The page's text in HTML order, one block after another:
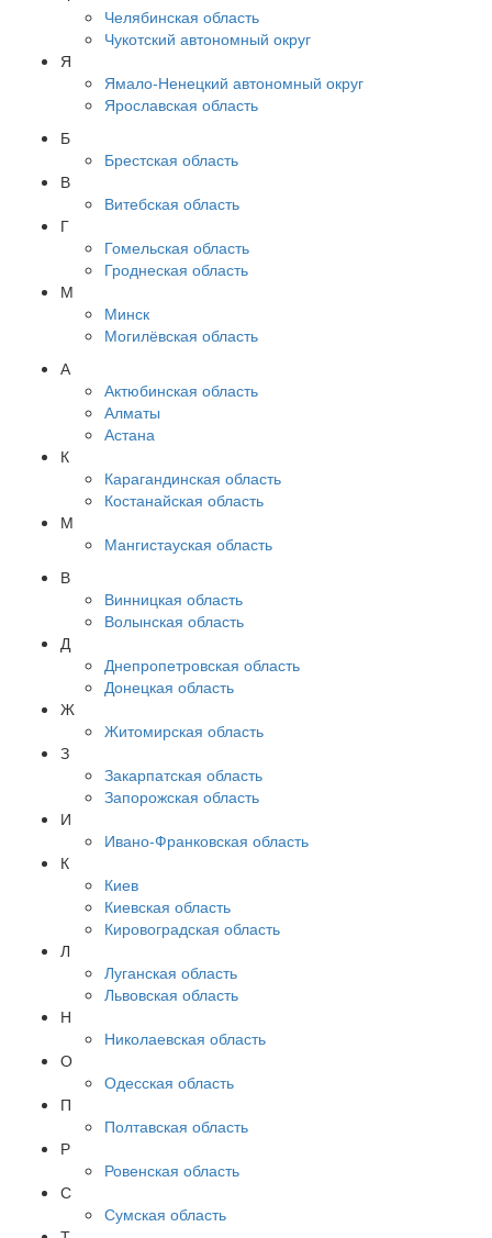
Челябинская область
Чукотский автономный округ
Я
Ямало-Ненецкий автономный округ
Ярославская область
Б
Брестская область
В
Витебская область
Г
Гомельская область
Гроднеская область
М
Минск
Могилёвская область
А
Актюбинская область
Алматы
Астана
К
Карагандинская область
Костанайская область
М
Мангистауская область
В
Винницкая область
Волынская область
Д
Днепропетровская область
Донецкая область
Ж
Житомирская область
З
Закарпатская область
Запорожская область
И
Ивано-Франковская область
К
Киев
Киевская область
Кировоградская область
Л
Луганская область
Львовская область
Н
Николаевская область
О
Одесская область
П
Полтавская область
Р
Ровенская область
С
Сумская область